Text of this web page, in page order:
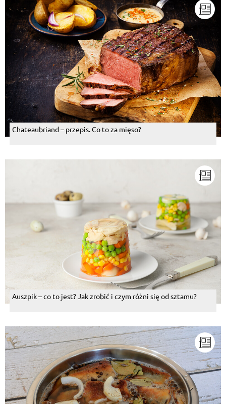
Chateaubriand – przepis. Co to za mięso?
Auszpik – co to jest? Jak zrobić i czym różni się od sztamu?